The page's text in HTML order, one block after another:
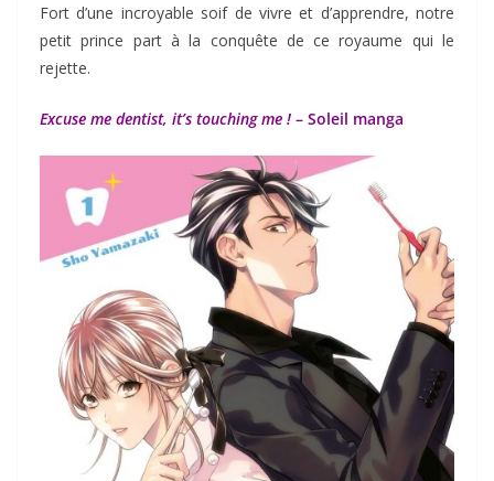
Fort d’une incroyable soif de vivre et d’apprendre, notre
petit prince part à la conquête de ce royaume qui le
rejette.
Excuse me dentist, it’s touching me ! – Soleil manga